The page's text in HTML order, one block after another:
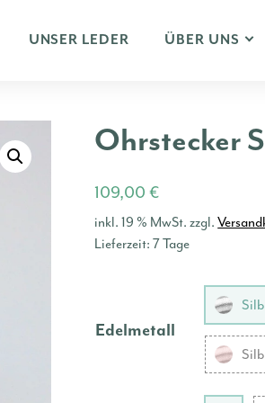
UNSER LEDER ÜBER UNS
Ohrstecker
109,00€
inkl. 19 % MwSt. zzgl.
Lieferzeit:7 Tage
Edelmetall